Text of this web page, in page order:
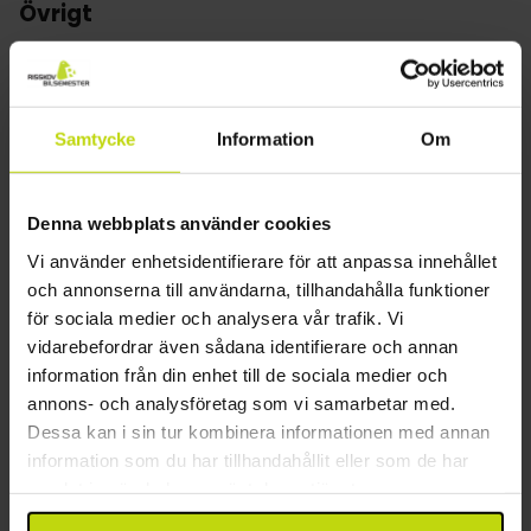
Samtycke Information Om
Denna webbplats använder cookies
Vi använder enhetsidentifierare för att anpassa innehållet
och annonserna till användarna, tillhandahålla funktioner
för sociala medier och analysera vår trafik. Vi
vidarebefordrar även sådana identifierare och annan
information från din enhet till de sociala medier och
annons- och analysföretag som vi samarbetar med.
Dessa kan i sin tur kombinera informationen med annan
information som du har tillhandahållit eller som de har
balkong eller terrass, telefon, TV och skrivbord.
Övrigt
Hiss
Gratis parkering
Wifi
Gratis internet
Byggår: 1978
Restaurang
Restaurang
Rum
Hund: 10 EUR per dag
Daglig städning
TV på rummet
Värdeskåp på rummet
Hårtork